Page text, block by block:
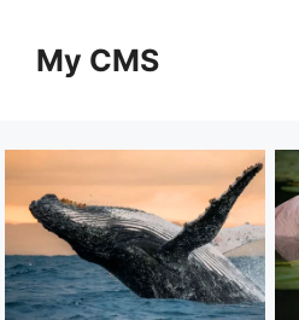
contentMy CMS